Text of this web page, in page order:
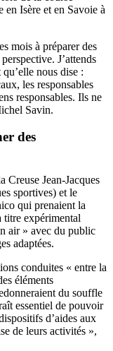
Isère et en Savoie à
mois à préparer des
J’attends
nous dise :
les responsables
responsables. Ils ne
Savin.
des
Creuse Jean-Jacques
sportives) et le
qui prenaient la
titre expérimental
air » avec du public
adaptées.
conduites « entre la
éléments
du souffle
essentiel de pouvoir
d’aides aux
de leurs activités »,